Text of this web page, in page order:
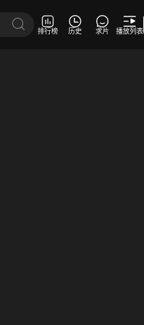
排行榜 历史 求片 播放列表